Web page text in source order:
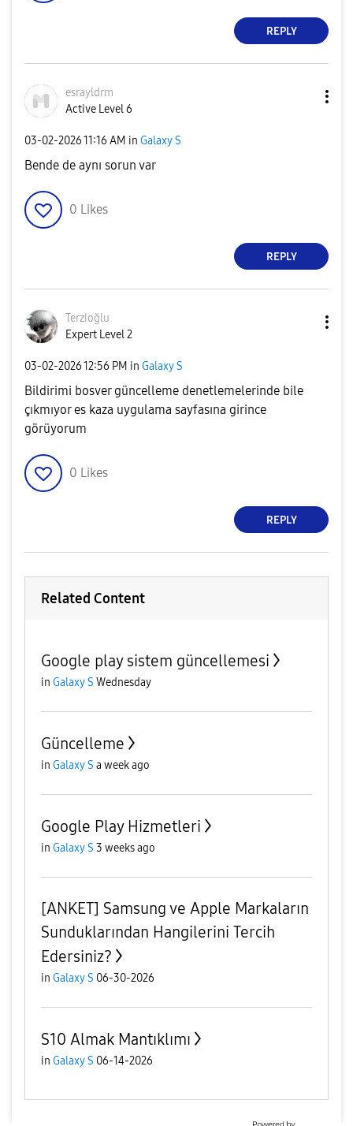
REPLY
esrayldrm
Active Level 6
‎03-02-202611:16 AM in Galaxy S
Bende de aynı sorun var
0 Likes
REPLY
Terzioğlu
Expert Level 2
‎03-02-202612:56 PM in Galaxy S
Bildirimi bosver güncelleme denetlemelerinde bile
çıkmıyor es kaza uygulama sayfasına girince
görüyorum
0 Likes
REPLY
Related Content
Google play sistem güncellemesi
in Galaxy S Wednesday
Güncelleme
in Galaxy S a week ago
Google Play Hizmetleri
in Galaxy S 3 weeks ago
[ANKET] Samsung ve Apple Markaların
Sunduklarından Hangilerini Tercih
Edersiniz?
in Galaxy S 06-30-2026
S10 Almak Mantıklımı
in Galaxy S 06-14-2026